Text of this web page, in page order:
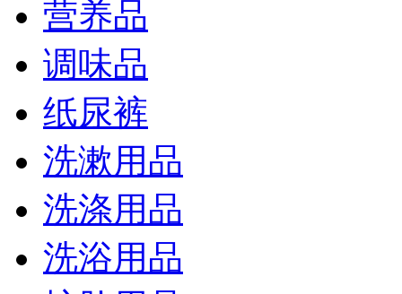
营养品
调味品
纸尿裤
洗漱用品
洗涤用品
洗浴用品